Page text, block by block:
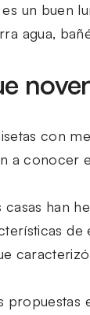
un buen
agua,
con
a conocer
casas han
de
propuestas